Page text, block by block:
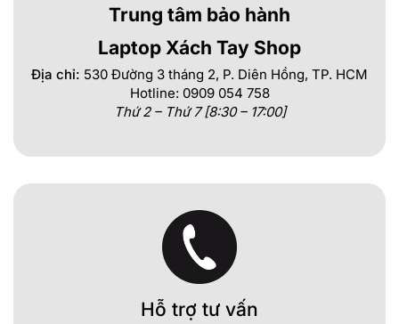
Trung tâm bảo hành
Laptop Xách Tay Shop
Địa chỉ: 530 Đường 3 tháng 2, P. Diên Hồng, TP. HCM
Hotline: 0909 054 758
Thứ 2 – Thứ 7 [8:30 – 17:00]
Hỗ trợ tư vấn